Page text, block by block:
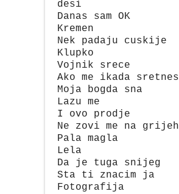
desi
Danas sam OK
Kremen
Nek padaju cuskije
Klupko
Vojnik srece
Ako me ikada sretnes
Moja bogda sna
Lazu me
I ovo prodje
Ne zovi me na grijeh
Pala magla
Lela
Da je tuga snijeg
Sta ti znacim ja
Fotografija